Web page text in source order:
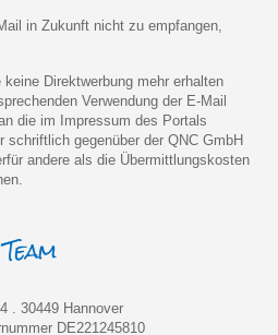
in Zukunft nicht zu empfangen,
Direktwerbung mehr erhalten
Verwendung der E-Mail
die im Impressum des Portals
schriftlich gegenüber der QNC GmbH
andere als die Übermittlungskosten
. 30449 Hannover
DE221245810